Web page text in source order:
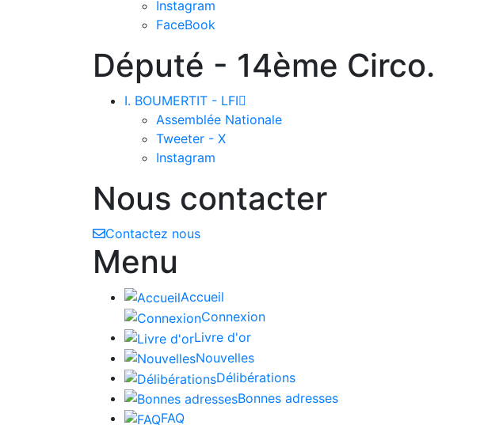
Instagram
FaceBook
Député - 14ème Circo.
I. BOUMERTIT - LFI
Assemblée Nationale
Tweeter - X
Instagram
Nous contacter
Contactez nous
Menu
Accueil
Connexion
Livre d'or
Nouvelles
Délibérations
Bonnes adresses
FAQ